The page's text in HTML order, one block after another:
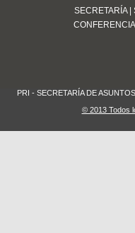
SECRETARÍA|
PRI - SECRETARÍA DE
© 2013 Todos